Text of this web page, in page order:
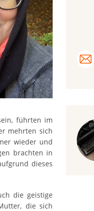
führten im
mehrten sich
wieder und
brachten in
dieses
die geistige
die sich